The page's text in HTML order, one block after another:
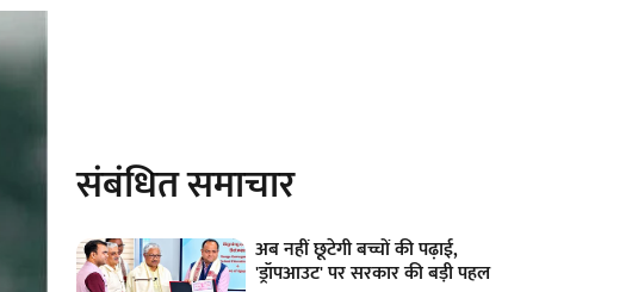
संबंधित समाचार
अब नहीं छूटेगी बच्चों की पढ़ाई,
'ड्रॉपआउट' पर सरकार की बड़ी पहल